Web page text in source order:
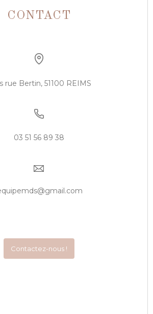
CONTACT
rue Bertin, 51100 REIMS
03 51 56 89 38
Contactez-nous !